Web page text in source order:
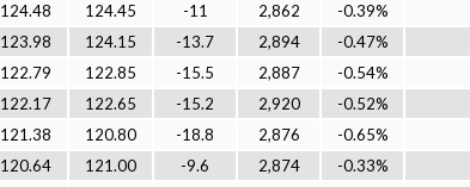
124.48 124.45 -11 2,862
-0.39%
123.98 124.15 -13.7 2,894
-0.47%
122.79 122.85 -15.5 2,887
-0.54%
122.17 122.65 -15.2 2,920
-0.52%
121.38 120.80 -18.8 2,876
-0.65%
120.64 121.00 -9.6 2,874
-0.33%